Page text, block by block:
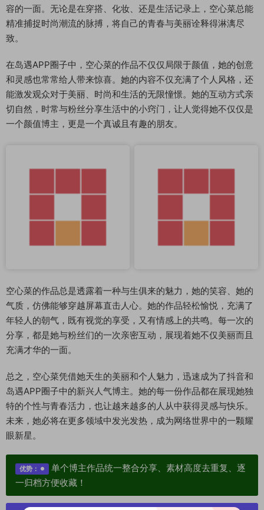
容的一面。无论是在穿搭、化妆、还是生活记录上，空心菜总能
精准捕捉时尚潮流的脉搏，将自己的青春与美丽诠释得淋漓尽
致。
在岛遇APP圈子中，空心菜的作品不仅仅局限于颜值，她的创意
和灵感也常常给人带来惊喜。她的内容不仅充满了个人风格，还
能激发观众对于美丽、时尚和生活的无限憧憬。她的互动方式亲
切自然，时常与粉丝分享生活中的小窍门，让人觉得她不仅仅是
一个颜值博主，更是一个真诚且有趣的朋友。
空心菜的作品总是透露着一种与生俱来的魅力，她的笑容、她的
气质，仿佛能够穿越屏幕直击人心。她的作品轻松愉悦，充满了
年轻人的朝气，既有视觉的享受，又有情感上的共鸣。每一次的
分享，都是她与粉丝们的一次亲密互动，展现着她不仅美丽而且
充满才华的一面。
总之，空心菜凭借她天生的美丽和个人魅力，迅速成为了抖音和
岛遇APP圈子中的新兴人气博主。她的每一份作品都在展现她独
特的个性与青春活力，也让越来越多的人从中获得灵感与快乐。
未来，她必将在更多领域中发光发热，成为网络世界中的一颗耀
眼新星。
优势：
单个博主作品统一整合分享、素材高度去重复、逐
一归档方便收藏！